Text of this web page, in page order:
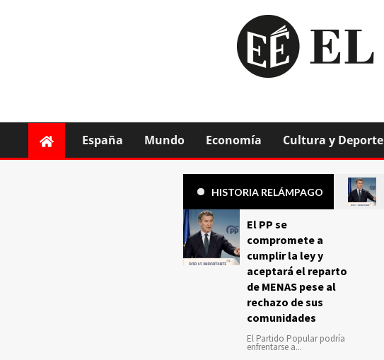
España Mundo Economía Cultura y Deporte
HISTORIA RELÁMPAGO
El PP se
compromete a
cumplir la ley y
aceptará el reparto
de MENAS pese al
rechazo de sus
comunidades
El Partido Popular podría
enfrentarse a...